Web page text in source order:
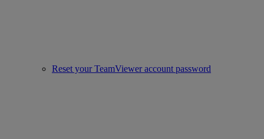
Reset your TeamViewer account password